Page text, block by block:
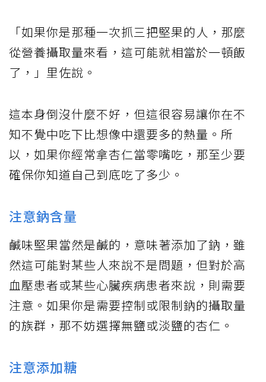
「如果你是那種一次抓三把堅果的人，那麼
從營養攝取量來看，這可能就相當於一頓飯
了，」里佐說。
這本身倒沒什麼不好，但這很容易讓你在不
知不覺中吃下比想像中還要多的熱量。所
以，如果你經常拿杏仁當零嘴吃，那至少要
確保你知道自己到底吃了多少。
注意鈉含量
鹹味堅果當然是鹹的，意味著添加了鈉，雖
然這可能對某些人來說不是問題，但對於高
血壓患者或某些心臟疾病患者來說，則需要
注意。如果你是需要控制或限制鈉的攝取量
的族群，那不妨選擇無鹽或淡鹽的杏仁。
注意添加糖